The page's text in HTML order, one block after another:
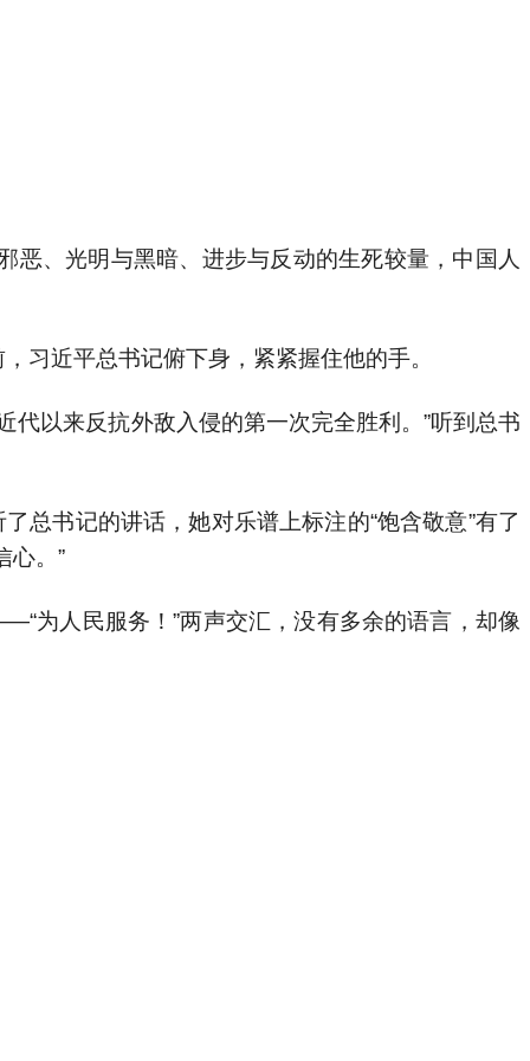
恶、光明与黑暗、进步与反动的生死较量，中国人
习近平总书记俯下身，紧紧握住他的手。
以来反抗外敌入侵的第一次完全胜利。”听到总书
总书记的讲话，她对乐谱上标注的“饱含敬意”有了
心。”
为人民服务！”两声交汇，没有多余的语言，却像